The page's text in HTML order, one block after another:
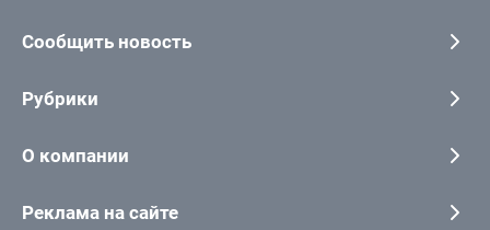
Сообщить новость
Рубрики
О компании
Реклама на сайте